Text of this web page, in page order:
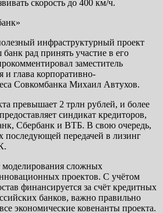
скорость до 400 км/ч.
инфраструктурный проект
рад принять участие в его
заместитель
и глава корпоративно-
Совкомбанка Михаил Автухов.
превышает 2 трлн рублей, и более
синдикат кредиторов,
Сбербанк и ВТБ. В свою очередь,
последующей передачей в лизинг
сложных
проектов. С учётом
финансируется за счёт кредитных
банков, важно правильно
экономические ковенанты проекта.